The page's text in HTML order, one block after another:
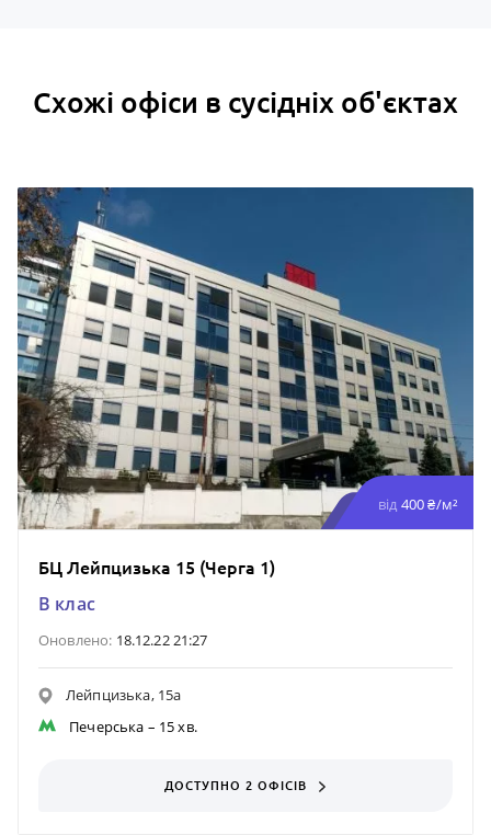
Схожі офіси в сусідніх об'єктах
від 400 ₴/м²
БЦ Лейпцизька 15 (Черга 1)
B клас
Оновлено: 18.12.22 21:27
Лейпцизька, 15а
Печерська – 15 хв.
ДОСТУПНО 2 ОФІСІВ